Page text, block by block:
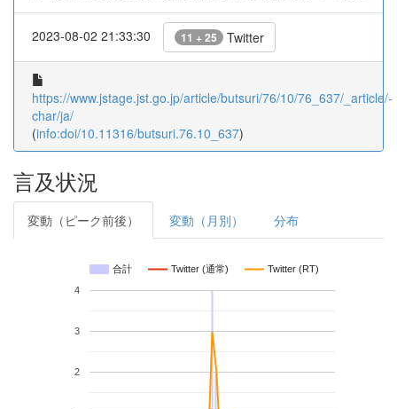
2023-08-02 21:33:30 11 + 25 Twitter
https://www.jstage.jst.go.jp/article/butsuri/76/10/76_637/_article/-
char/ja/
(info:doi/10.11316/butsuri.76.10_637)
言及状況
変動（ピーク前後） 変動（月別） 分布
合計 Twitter (通常) Twitter (RT)
2
3
4